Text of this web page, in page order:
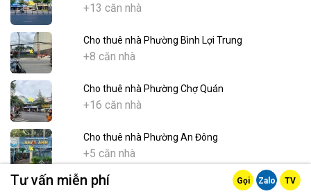
+13 căn nhà
Cho thuê nhà Phường Bình Lợi Trung
+8 căn nhà
Cho thuê nhà Phường Chợ Quán
+16 căn nhà
Cho thuê nhà Phường An Đông
+5 căn nhà
Cho thuê nhà Phường Chợ Lớn
Tư vấn miễn phí Gọi Zalo TV